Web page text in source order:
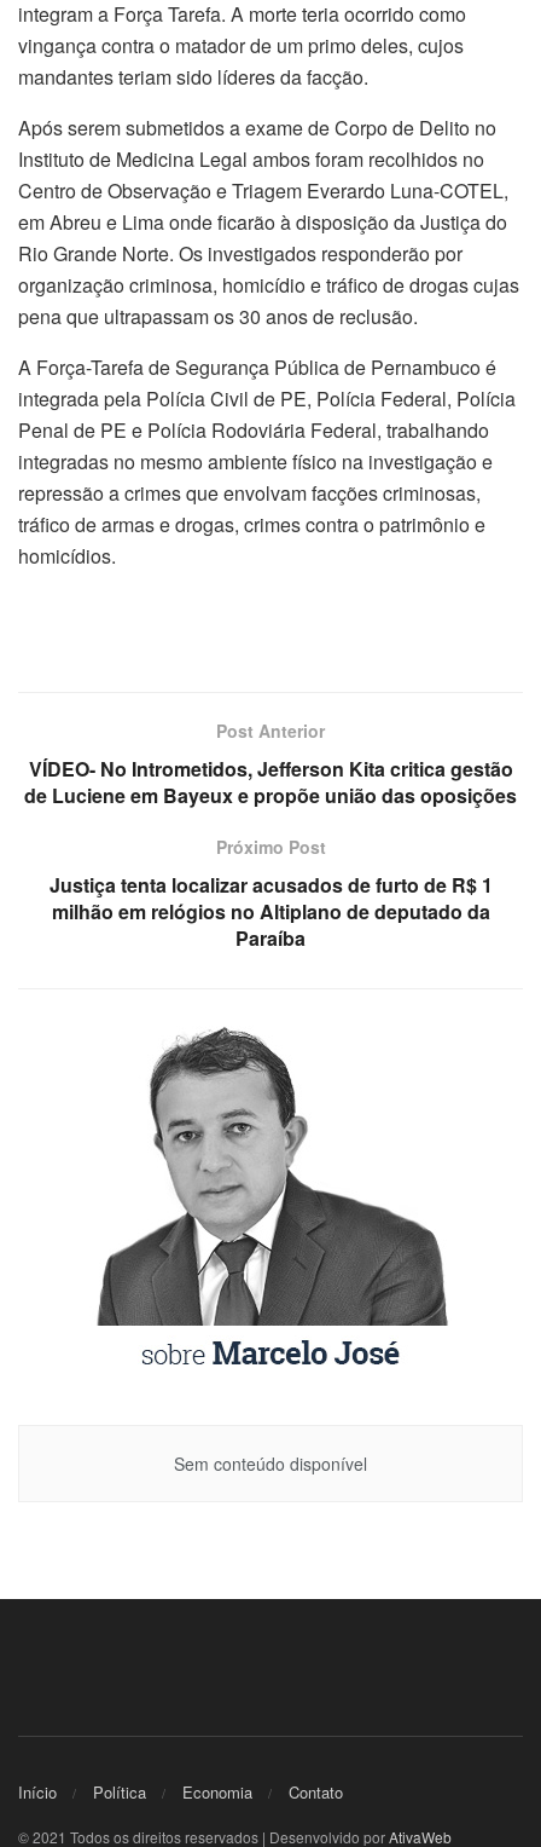
integram a Força Tarefa. A morte teria ocorrido como
vingança contra o matador de um primo deles, cujos
mandantes teriam sido líderes da facção.
Após serem submetidos a exame de Corpo de Delito no
Instituto de Medicina Legal ambos foram recolhidos no
Centro de Observação e Triagem Everardo Luna-COTEL,
em Abreu e Lima onde ficarão à disposição da Justiça do
Rio Grande Norte. Os investigados responderão por
organização criminosa, homicídio e tráfico de drogas cujas
pena que ultrapassam os 30 anos de reclusão.
A Força-Tarefa de Segurança Pública de Pernambuco é
integrada pela Polícia Civil de PE, Polícia Federal, Polícia
Penal de PE e Polícia Rodoviária Federal, trabalhando
integradas no mesmo ambiente físico na investigação e
repressão a crimes que envolvam facções criminosas,
tráfico de armas e drogas, crimes contra o patrimônio e
homicídios.
Post Anterior
VÍDEO- No Intrometidos, Jefferson Kita critica gestão
de Luciene em Bayeux e propõe união das oposições
Próximo Post
Justiça tenta localizar acusados de furto de R$ 1
milhão em relógios no Altiplano de deputado da
Paraíba
Sem conteúdo disponível
Início Política Economia Contato
© 2021 Todos os direitos reservados | Desenvolvido porAtivaWeb